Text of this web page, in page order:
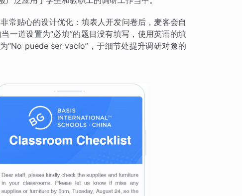
常贴心的设计优化：填表人开发问卷后，麦客会自
一道设置为“必填”的题目没有填写，使用英语的填
puede ser vacío”，于细节处提升调研对象的